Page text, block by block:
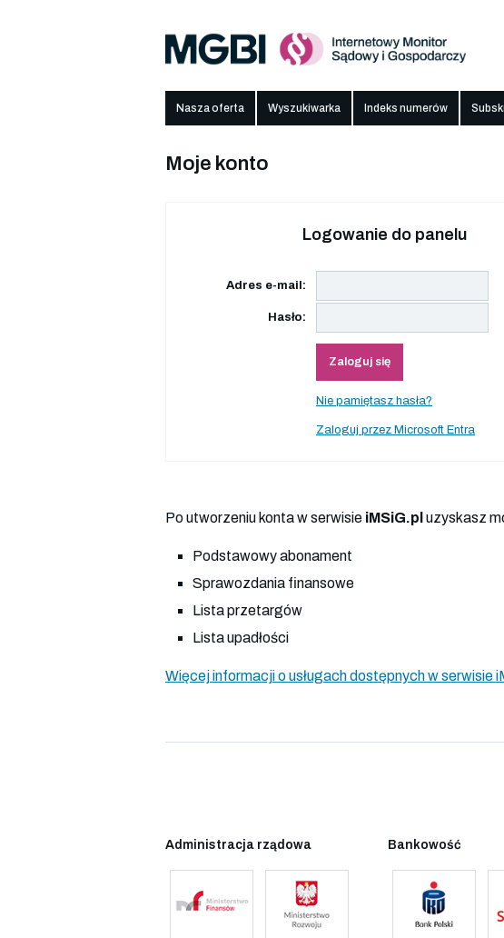
Nasza oferta Wyszukiwarka Indeks numerów
Moje konto
Logowanie do panelu
Adres e-mail:
Hasło:
Zaloguj się
Nie pamiętasz hasła?
Zaloguj przez Microsoft Entra
Po utworzeniu konta w serwisie iMSiG.pl uzyskasz
Podstawowy abonament
Sprawozdania finansowe
Lista przetargów
Lista upadłości
Więcej informacji o usługach dostępnych w serwisie
Administracja rządowa Bankowość